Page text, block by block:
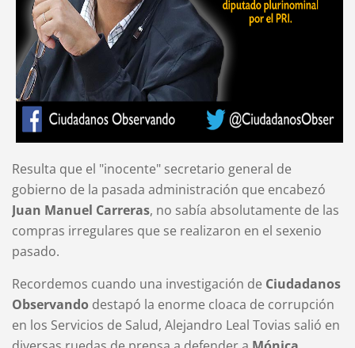
Resulta que el "inocente" secretario general de
gobierno de la pasada administración que encabezó
Juan Manuel Carreras, no sabía absolutamente de las
compras irregulares que se realizaron en el sexenio
pasado.
Recordemos cuando una investigación de Ciudadanos
Observandodestapó la enorme cloaca de corrupción
en los Servicios de Salud, Alejandro Leal Tovias salió en